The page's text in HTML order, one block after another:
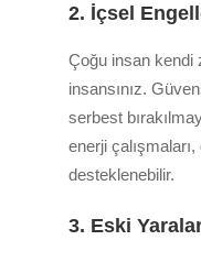
2. İçsel
Çoğu insan kendi
insansınız.
serbest
enerji
desteklenebilir.
3. Eski